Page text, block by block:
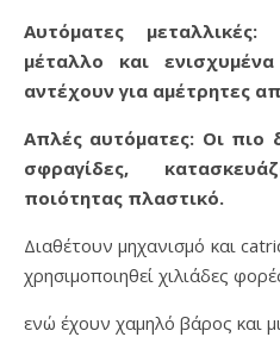
Αυτόματες
μέταλλο και
αντέχουν για αμέτρητες
Απλές αυτόματες: Οι πιο
σφραγίδες,
ποιότητας πλαστικό.
Διαθέτουν μηχανισμό και
χρησιμοποιηθεί χιλιάδες
ενώ έχουν χαμηλό βάρος και